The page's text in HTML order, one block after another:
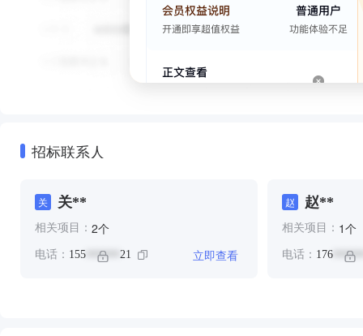
招标联系人
关 关**
相关项目： 2个
电话： 155 ****** 21 立即查看
赵 赵**
相关项目： 1个
电话： 176